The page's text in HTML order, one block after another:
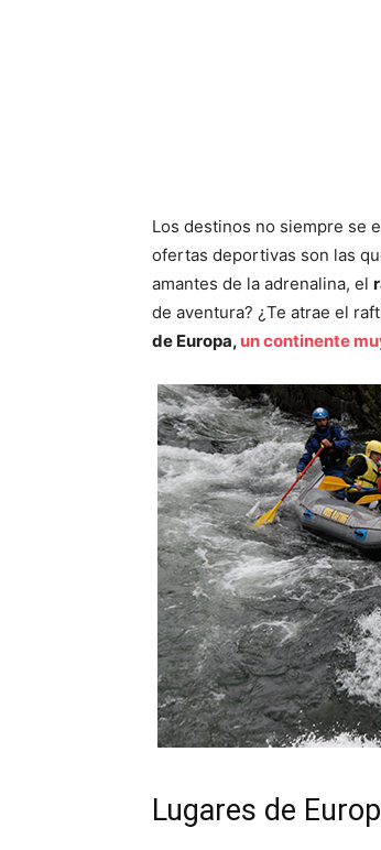
Los destinos no siempre se
ofertas deportivas son las
amantes de la adrenalina, el
de aventura? ¿Te atrae el
de Europa, un continente
Lugares de